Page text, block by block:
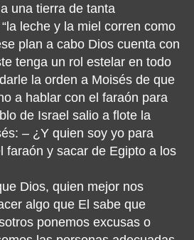
una tierra de tanta
leche y la miel corren como
plan a cabo Dios cuenta con
tenga un rol estelar en todo
la orden a Moisés de que
a hablar con el faraón para
de Israel salio a flote la
– ¿Y quien soy yo para
faraón y sacar de Egipto a los
Dios, quien mejor nos
algo que El sabe que
ponemos excusas o